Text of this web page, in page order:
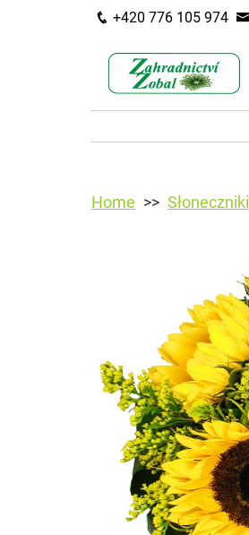
+420 776 105 974
Home Słoneczniki